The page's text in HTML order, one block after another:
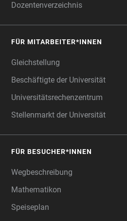
Dozentenverzeichnis
FÜR MITARBEITER*INNEN
Gleichstellung
Beschäftigte der Universität
Universitätsrechenzentrum
Stellenmarkt der Universität
FÜR BESUCHER*INNEN
Wegbeschreibung
Mathematikon
Speiseplan